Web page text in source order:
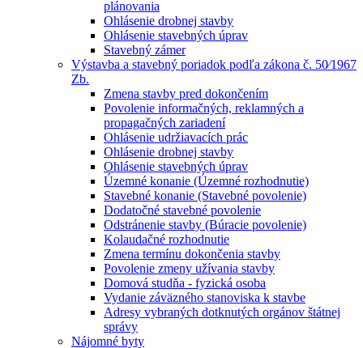
plánovania
Ohlásenie drobnej stavby
Ohlásenie stavebných úprav
Stavebný zámer
Výstavba a stavebný poriadok podľa zákona č. 50⁄1967
Zb.
Zmena stavby pred dokončením
Povolenie informačných, reklamných a
propagačných zariadení
Ohlásenie udržiavacích prác
Ohlásenie drobnej stavby
Ohlásenie stavebných úprav
Územné konanie (Územné rozhodnutie)
Stavebné konanie (Stavebné povolenie)
Dodatočné stavebné povolenie
Odstránenie stavby (Búracie povolenie)
Kolaudačné rozhodnutie
Zmena termínu dokončenia stavby
Povolenie zmeny užívania stavby
Domová studňa - fyzická osoba
Vydanie záväzného stanoviska k stavbe
Adresy vybraných dotknutých orgánov štátnej
správy
Nájomné byty